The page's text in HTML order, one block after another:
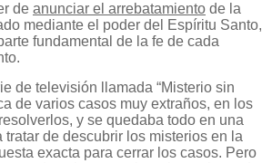
de anunciar el arrebatamiento de la
mediante el poder del Espíritu Santo,
fundamental de la fe de cada
de televisión llamada “Misterio sin
de varios casos muy extraños, en los
y se quedaba todo en una
de descubrir los misterios en la
exacta para cerrar los casos. Pero